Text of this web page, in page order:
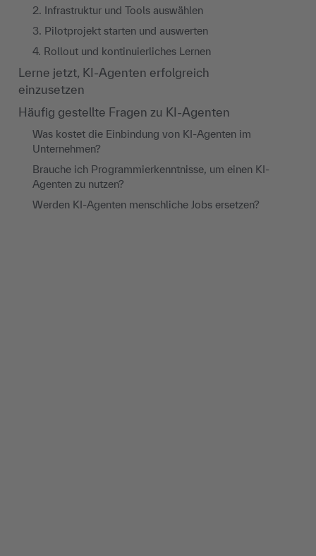
2. Infrastruktur und Tools auswählen
3. Pilotprojekt starten und auswerten
4. Rollout und kontinuierliches Lernen
Lerne jetzt, KI-Agenten erfolgreich
einzusetzen
Häufig gestellte Fragen zu KI-Agenten
Was kostet die Einbindung von KI-Agenten im
Unternehmen?
Brauche ich Programmierkenntnisse, um einen KI-
Agenten zu nutzen?
Werden KI-Agenten menschliche Jobs ersetzen?